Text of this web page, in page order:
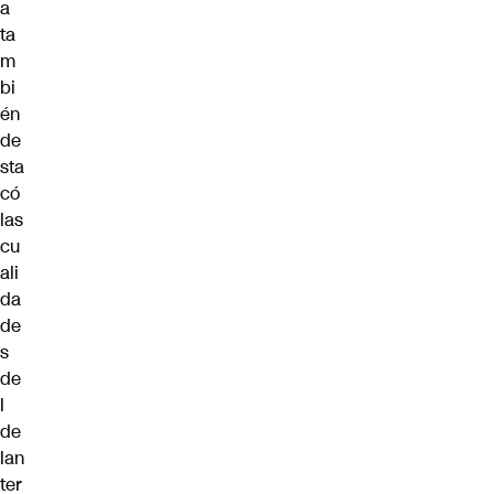
a
ta
m
bi
én
de
sta
có
las
cu
ali
da
de
s
de
l
de
lan
ter